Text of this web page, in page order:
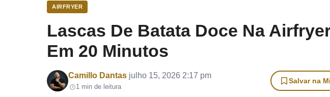
AIRFRYER
Lascas De Batata Doce Na
Em 20 Minutos
Por
Camillo Dantas julho 15, 2026 2:17 pm
1 min de leitura
Salvar na